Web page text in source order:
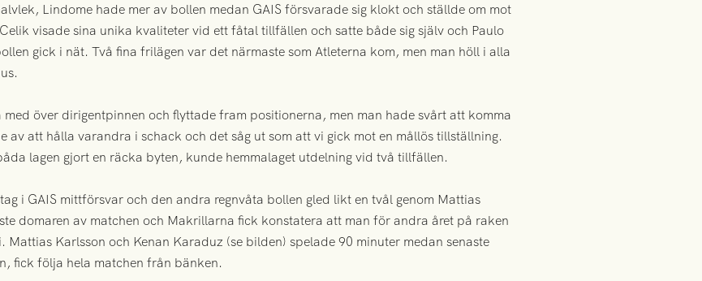
Lindome hade mer av bollen medan GAIS försvarade sig klokt och ställde om mot
visade sina unika kvaliteter vid ett fåtal tillfällen och satte både sig själv och Paulo
gick i nät. Två fina frilägen var det närmaste som Atleterna kom, men man höll i alla
över dirigentpinnen och flyttade fram positionerna, men man hade svårt att komma
av att hålla varandra i schack och det såg ut som att vi gick mot en mållös tillställning.
lagen gjort en räcka byten, kunde hemmalaget utdelning vid två tillfällen.
i GAIS mittförsvar och den andra regnvåta bollen gled likt en tvål genom Mattias
domaren av matchen och Makrillarna fick konstatera att man för andra året på raken
Karlsson och Kenan Karaduz (se bilden) spelade 90 minuter medan senaste
fick följa hela matchen från bänken.